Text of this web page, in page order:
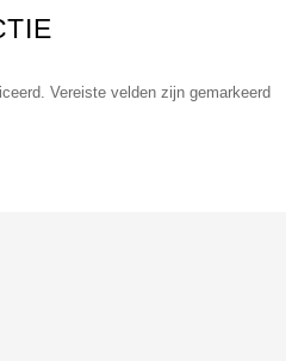
Vereiste velden zijn gemarkeerd